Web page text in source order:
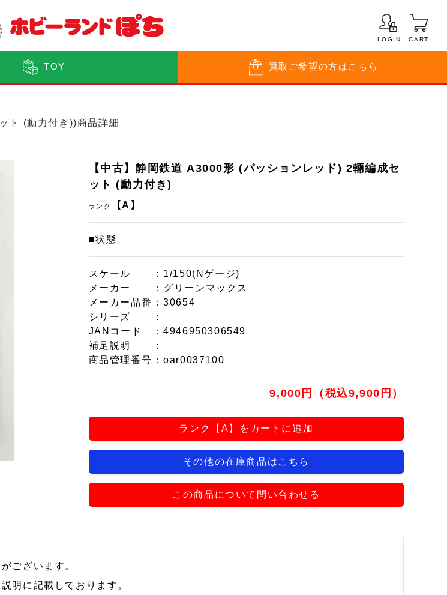
LOGIN CART
TOY 買取 ご希望の方はこちら
ト (動力付き))商品詳細
【中古】静岡鉄道 A3000形 (パッションレッド) 2輛編成セ
ット (動力付き)
ランク 【A】
■状態
スケール
：1/150(Nゲージ)
メーカー
：グリーンマックス
メーカー品番
：30654
シリーズ
：
JANコード
：4946950306549
補足説明
：
商品管理番号 ：oar0037100
9,000円（税込9,900円）
ランク【A】をカートに追加
その他の在庫商品はこちら
この商品について問い合わせる
ございます。
明に記載しております。